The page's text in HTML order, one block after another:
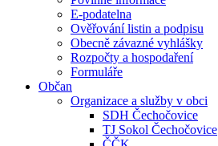
E-podatelna
Ověřování listin a podpisu
Obecně závazné vyhlášky
Rozpočty a hospodaření
Formuláře
Občan
Organizace a služby v obci
SDH Čechočovice
TJ Sokol Čechočovice